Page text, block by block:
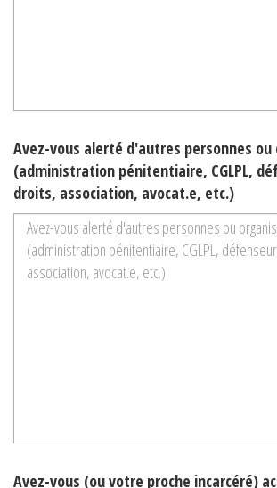
Avez-vous alerté d'autres personnes
(administration pénitentiaire, CGLPL,
droits, association, avocat.e, etc.)
Avez-vous (ou votre proche incarcéré)